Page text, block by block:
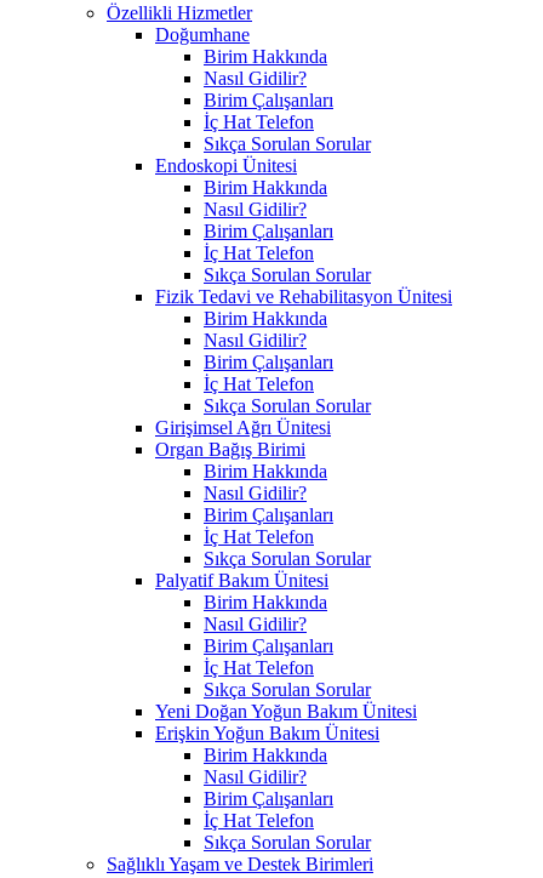
Özellikli Hizmetler
Doğumhane
Birim Hakkında
Nasıl Gidilir?
Birim Çalışanları
İç Hat Telefon
Sıkça Sorulan Sorular
Endoskopi Ünitesi
Birim Hakkında
Nasıl Gidilir?
Birim Çalışanları
İç Hat Telefon
Sıkça Sorulan Sorular
Fizik Tedavi ve Rehabilitasyon Ünitesi
Birim Hakkında
Nasıl Gidilir?
Birim Çalışanları
İç Hat Telefon
Sıkça Sorulan Sorular
Girişimsel Ağrı Ünitesi
Organ Bağış Birimi
Birim Hakkında
Nasıl Gidilir?
Birim Çalışanları
İç Hat Telefon
Sıkça Sorulan Sorular
Palyatif Bakım Ünitesi
Birim Hakkında
Nasıl Gidilir?
Birim Çalışanları
İç Hat Telefon
Sıkça Sorulan Sorular
Yeni Doğan Yoğun Bakım Ünitesi
Erişkin Yoğun Bakım Ünitesi
Birim Hakkında
Nasıl Gidilir?
Birim Çalışanları
İç Hat Telefon
Sıkça Sorulan Sorular
Sağlıklı Yaşam ve Destek Birimleri